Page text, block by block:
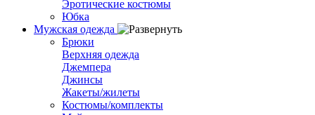
Эротические костюмы
Юбка
Мужская одежда
Брюки
Верхняя одежда
Джемпера
Джинсы
Жакеты/жилеты
Костюмы/комплекты